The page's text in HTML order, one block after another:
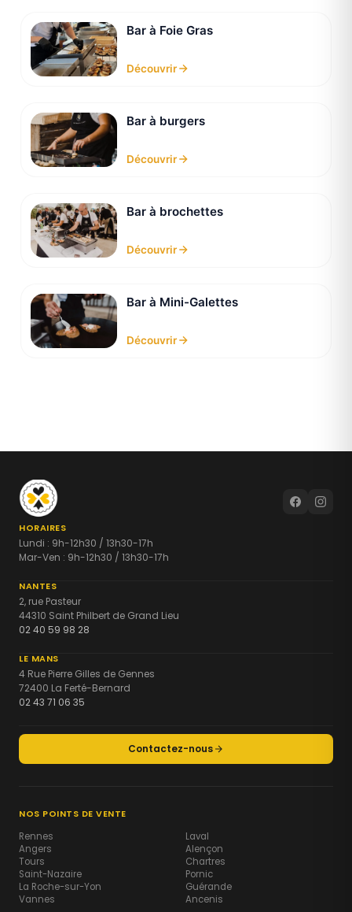
Bar à Foie Gras
Découvrir
Bar à burgers
Découvrir
Bar à brochettes
Découvrir
Bar à Mini-Galettes
Découvrir
HORAIRES
Lundi : 9h-12h30 / 13h30-17h
Mar-Ven : 9h-12h30 / 13h30-17h
NANTES
2, rue Pasteur
44310 Saint Philbert de Grand Lieu
02 40 59 98 28
LE MANS
4 Rue Pierre Gilles de Gennes
72400 La Ferté-Bernard
02 43 71 06 35
Contactez-nous
NOS POINTS DE VENTE
Rennes
Angers
Tours
Saint-Nazaire
La Roche-sur-Yon
Vannes
Laval
Alençon
Chartres
Pornic
Guérande
Ancenis